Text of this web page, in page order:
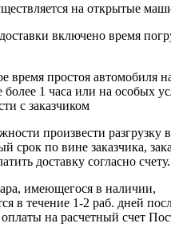
на открытые
включено время
время простоя автомобиля
более 1 часа или на особых
с заказчиком
произвести разгрузку в
срок по вине заказчика,
доставку согласно счету.
имеющегося в наличии,
в течение 1-2 раб. дней
на расчетный счет